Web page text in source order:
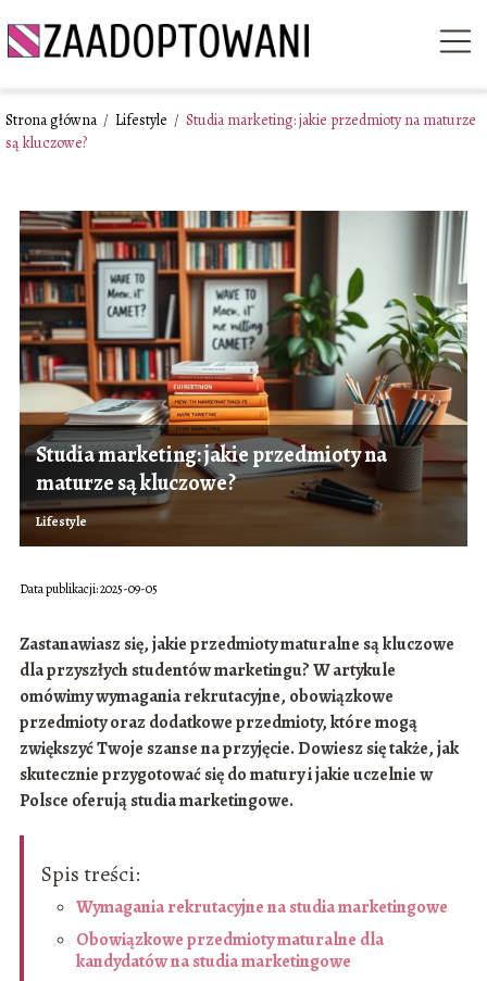
Strona główna / Lifestyle / Studia marketing: jakie przedmioty na maturze
są kluczowe?
Studia marketing: jakie przedmioty na
maturze są kluczowe?
Lifestyle
Data publikacji: 2025-09-05
Zastanawiasz się, jakie przedmioty maturalne są kluczowe
dla przyszłych studentów marketingu? W artykule
omówimy wymagania rekrutacyjne, obowiązkowe
przedmioty oraz dodatkowe przedmioty, które mogą
zwiększyć Twoje szanse na przyjęcie. Dowiesz się także, jak
skutecznie przygotować się do matury i jakie uczelnie w
Polsce oferują studia marketingowe.
Spis treści:
Wymagania rekrutacyjne na studia marketingowe
Obowiązkowe przedmioty maturalne dla
kandydatów na studia marketingowe